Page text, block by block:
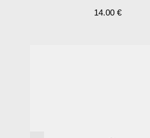
14.00 €